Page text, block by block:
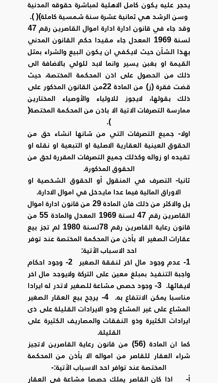
يحجر عليه يكون كامل الاهلية لمباشرة حقوقه المدنية
وسن الرشد هي ثمانية عشرة سنة شمسية كاملة)( ).
وقد جاء في قانون ادارة ادارة اموال القاصرين رقم 47
لسنة 1969 المعدل جاء مقيدا حكم القانون المدني
بهذا الشأن حيث لايكفي ان يكون البيع والشراء بمثل
القيمة او بغبن يسير وانما لابد للولي بالاضافة الى
ذلك من الحصول على اذن المحكمة المختصة، حيث
قضت فقرة (ز) من المادة 22من القانون المذكور على
ذلك بقولها، لايجوز للاولياء والأوصياء المختارين
ممارسة التصرفات الاتية الا باذن من المحكمة المختصة(
).
اولا- جميع التصرفات التي من شانها انشاء حق من
الحقوق العينية العقارية الاصلية او التبعية او نقله او
تقيده او زواله وكذلك جميع التصرفات المقررة لحق من
الحقوق المذكورة.
ثانيا- التصرف في المنقول أو الحقوق الشخصية او
الاوراق المالية فيما عدا مايدخل في اموال الادارة.
بل والاكثر من ذلك فان المادة 29 من قانون ادارة اموال
القاصرين رقم 47 لسنة 1969 المعدل والمادة 55 من
قانون رعاية القاصرين رقم 78لسنة 1980 لم تجز بيع
عقارات الصغير الا بأذن من المحكمة المختصة عند توفر
احد الاسباب الأتية:
1- عدم وجود مال اخر لنفقة الصغير 2- وجود احكام
واجبة التنفيذ بمبلغ معين على التركة ولايوجد مال اخر
لايفائها. 3- وجود حصص مشاعة للصغير لاتدر له ايرادا
مناسبا يمكن الانتفاع به. 4- يرجح بيع العقار الصغير
المشاع على غير المشاع وذو الايرادات القليلة على ذى
ايرادات الكثيرة وذو النفقات والمصاريف الكثيرة على
القليلة.
كما ان المادة (56) من قانون رعاية القاصرين لاتجيز
شراء العقار للقاصر من امواله الا بأذن من المحكمة
المختصة عند توافر احد الاسباب الأتية:-
‌أ- اذا كان القاصر يملك حصصا مشاعة في العقار